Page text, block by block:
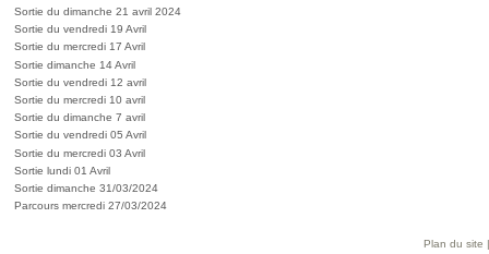
Sortie du dimanche 21 avril 2024
Sortie du vendredi 19 Avril
Sortie du mercredi 17 Avril
Sortie dimanche 14 Avril
Sortie du vendredi 12 avril
Sortie du mercredi 10 avril
Sortie du dimanche 7 avril
Sortie du vendredi 05 Avril
Sortie du mercredi 03 Avril
Sortie lundi 01 Avril
Sortie dimanche 31/03/2024
Parcours mercredi 27/03/2024
Plan du site